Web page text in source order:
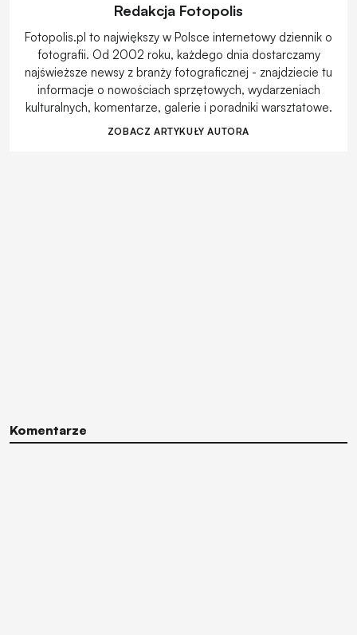
Redakcja Fotopolis
Fotopolis.pl to największy w Polsce internetowy dziennik o
fotografii. Od 2002 roku, każdego dnia dostarczamy
najświeższe newsy z branży fotograficznej - znajdziecie tu
informacje o nowościach sprzętowych, wydarzeniach
kulturalnych, komentarze, galerie i poradniki warsztatowe.
ZOBACZ ARTYKUŁY AUTORA
Komentarze